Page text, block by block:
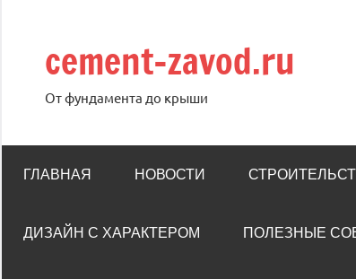
содержимому
cement-zavod.ru
От фундамента до крыши
ГЛАВНАЯ НОВОСТИ
ДИЗАЙН С ХАРАКТЕРОМ ПОЛЕЗНЫЕ